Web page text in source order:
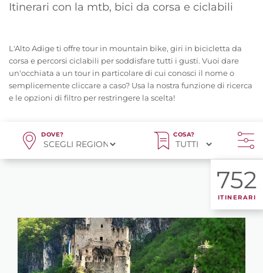
Itinerari con la mtb, bici da corsa e ciclabili
L'Alto Adige ti offre tour in mountain bike, giri in bicicletta da
corsa e percorsi ciclabili per soddisfare tutti i gusti. Vuoi dare
un'occhiata a un tour in particolare di cui conosci il nome o
semplicemente cliccare a caso? Usa la nostra funzione di ricerca
e le opzioni di filtro per restringere la scelta!
DOVE? COSA?
752
ITINERARI